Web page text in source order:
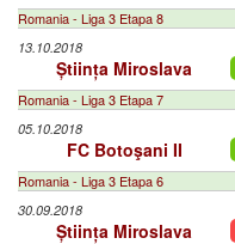
Romania - Liga 3 Etapa 8
13.10.2018
Știința Miroslava
Romania - Liga 3 Etapa 7
05.10.2018
FC Botoşani II
Romania - Liga 3 Etapa 6
30.09.2018
Știința Miroslava